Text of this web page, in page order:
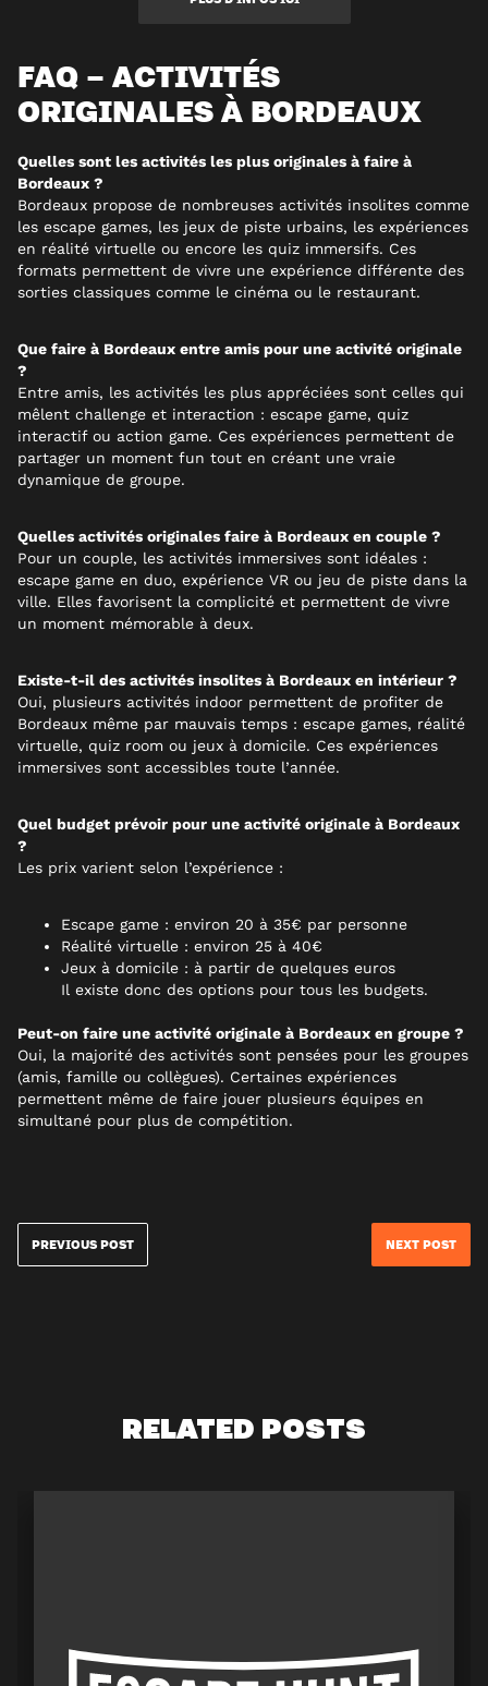
FAQ – ACTIVITÉS
ORIGINALES À BORDEAUX
Quelles sont les activités les plus originales à faire à
Bordeaux ?
Bordeaux propose de nombreuses activités insolites comme
les escape games, les jeux de piste urbains, les expériences
en réalité virtuelle ou encore les quiz immersifs. Ces
formats permettent de vivre une expérience différente des
sorties classiques comme le cinéma ou le restaurant.
Que faire à Bordeaux entre amis pour une activité originale
?
Entre amis, les activités les plus appréciées sont celles qui
mêlent challenge et interaction : escape game, quiz
interactif ou action game. Ces expériences permettent de
partager un moment fun tout en créant une vraie
dynamique de groupe.
Quelles activités originales faire à Bordeaux en couple ?
Pour un couple, les activités immersives sont idéales :
escape game en duo, expérience VR ou jeu de piste dans la
ville. Elles favorisent la complicité et permettent de vivre
un moment mémorable à deux.
Existe-t-il des activités insolites à Bordeaux en intérieur ?
Oui, plusieurs activités indoor permettent de profiter de
Bordeaux même par mauvais temps : escape games, réalité
virtuelle, quiz room ou jeux à domicile. Ces expériences
immersives sont accessibles toute l’année.
Quel budget prévoir pour une activité originale à Bordeaux
?
Les prix varient selon l’expérience :
Escape game : environ 20 à 35€ par personne
Réalité virtuelle : environ 25 à 40€
Jeux à domicile : à partir de quelques euros
Il existe donc des options pour tous les budgets.
Peut-on faire une activité originale à Bordeaux en groupe ?
Oui, la majorité des activités sont pensées pour les groupes
(amis, famille ou collègues). Certaines expériences
permettent même de faire jouer plusieurs équipes en
simultané pour plus de compétition.
PREVIOUS POST NEXT POST
RELATED POSTS